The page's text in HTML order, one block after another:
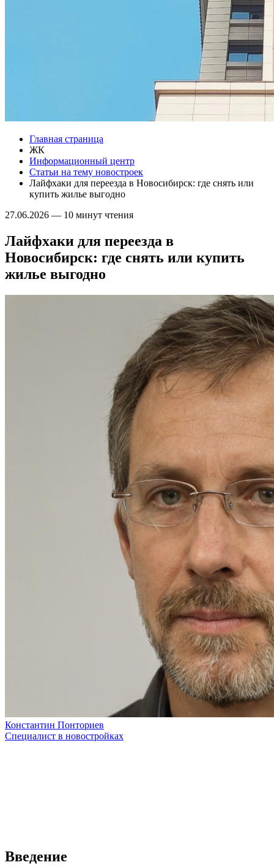
Главная страница
ЖК
Информационный центр
Статьи на тему новостроек
Лайфхаки для переезда в Новосибирск: где снять или
купить жилье выгодно
27.06.2026 — 10 минут чтения
Лайфхаки для переезда в
Новосибирск: где снять или купить
жилье выгодно
Константин Понториев
Специалист в новостройках
Введение